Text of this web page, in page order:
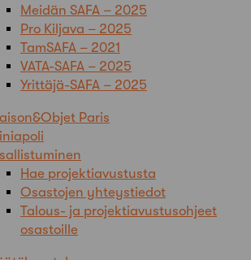
Meidän SAFA – 2025
Pro Kiljava – 2025
TamSAFA – 2021
VATA-SAFA – 2025
Yrittäjä-SAFA – 2025
Paris
Hae projektiavustusta
Osastojen yhteystiedot
Talous- ja projektiavustusohjeet
osastoille